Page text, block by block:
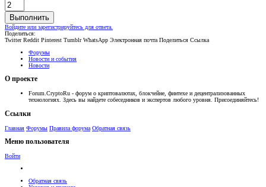
Выполнить
Войдите или зарегистрируйтесь для ответа.
Поделиться:
Twitter Reddit Pinterest Tumblr WhatsApp Электронная почта Поделиться Ссылка
Форумы
Новости и события
Новости
О проекте
Forum.CryptoRu - форум о криптовалютах, блокчейне, финтехе и децентрализованных
технологиях. Здесь вы найдете собеседников и экспертов любого уровня. Присоединяйтесь!
Ссылки
Главная Форумы Правила форума Обратная связь
Меню пользователя
Войти
Обратная связь